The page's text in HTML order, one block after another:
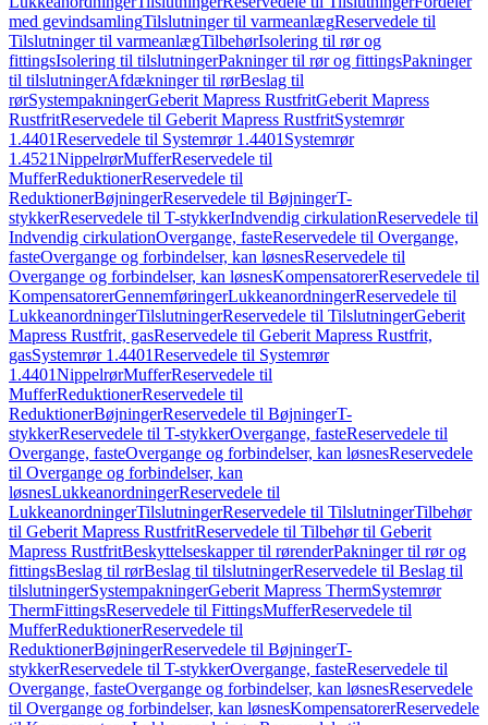
med gevindsamlingTilslutninger til varmeanlægReservedele til
Tilslutninger til varmeanlægTilbehørIsolering til rør og
fittingsIsolering til tilslutningerPakninger til rør og fittingsPakninger
til tilslutningerAfdækninger til rørBeslag til
rørSystempakningerGeberit Mapress RustfritGeberit Mapress
RustfritReservedele til Geberit Mapress RustfritSystemrør
1.4401Reservedele til Systemrør 1.4401 Systemrør
1.4521NippelrørMufferReservedele til
MufferReduktionerReservedele til
ReduktionerBøjningerReservedele til BøjningerT-
stykkerReservedele til T-stykkerIndvendig cirkulationReservedele til
Indvendig cirkulationOvergange, fasteReservedele til Overgange,
fasteOvergange og forbindelser, kan løsnesReservedele til
Overgange og forbindelser, kan løsnesKompensatorerReservedele til
KompensatorerGennemføringerLukkeanordningerReservedele til
LukkeanordningerTilslutningerReservedele til TilslutningerGeberit
Mapress Rustfrit, gasReservedele til Geberit Mapress Rustfrit,
gasSystemrør 1.4401Reservedele til Systemrør
1.4401NippelrørMufferReservedele til
MufferReduktionerReservedele til
ReduktionerBøjningerReservedele til BøjningerT-
stykkerReservedele til T-stykkerOvergange, fasteReservedele til
Overgange, fasteOvergange og forbindelser, kan løsnesReservedele
til Overgange og forbindelser, kan
løsnesLukkeanordningerReservedele til
LukkeanordningerTilslutningerReservedele til TilslutningerTilbehør
til Geberit Mapress RustfritReservedele til Tilbehør til Geberit
Mapress RustfritBeskyttelseskapper til rørenderPakninger til rør og
fittingsBeslag til rørBeslag til tilslutningerReservedele til Beslag til
tilslutningerSystempakningerGeberit Mapress ThermSystemrør
ThermFittingsReservedele til FittingsMufferReservedele til
MufferReduktionerReservedele til
ReduktionerBøjningerReservedele til BøjningerT-
stykkerReservedele til T-stykkerOvergange, fasteReservedele til
Overgange, fasteOvergange og forbindelser, kan løsnesReservedele
til Overgange og forbindelser, kan løsnesKompensatorerReservedele